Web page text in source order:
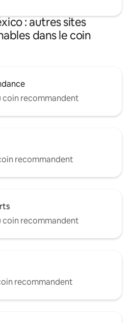
: autres sites
dans le coin
coin recommandent
recommandent
coin recommandent
recommandent